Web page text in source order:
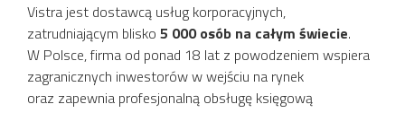
Vistra jest dostawcą usług korporacyjnych,
zatrudniającym blisko 5 000 osób na całym świecie.
W Polsce, firma od ponad 18 lat z powodzeniem wspiera
zagranicznych inwestorów w wejściu na rynek
oraz zapewnia profesjonalną obsługę księgową